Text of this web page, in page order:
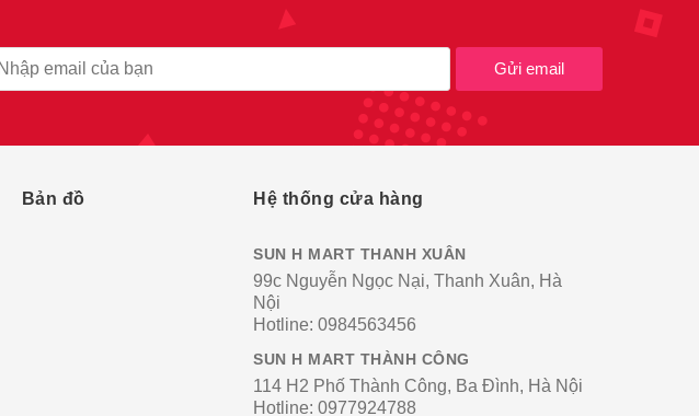
Gửi email
Bản đồ Hệ thống cửa hàng
SUN H MART THANH XUÂN
99c Nguyễn Ngọc Nại, Thanh Xuân, Hà
Nội
Hotline: 0984563456
SUN H MART THÀNH CÔNG
114 H2 Phố Thành Công, Ba Đình, Hà Nội
Hotline: 0977924788